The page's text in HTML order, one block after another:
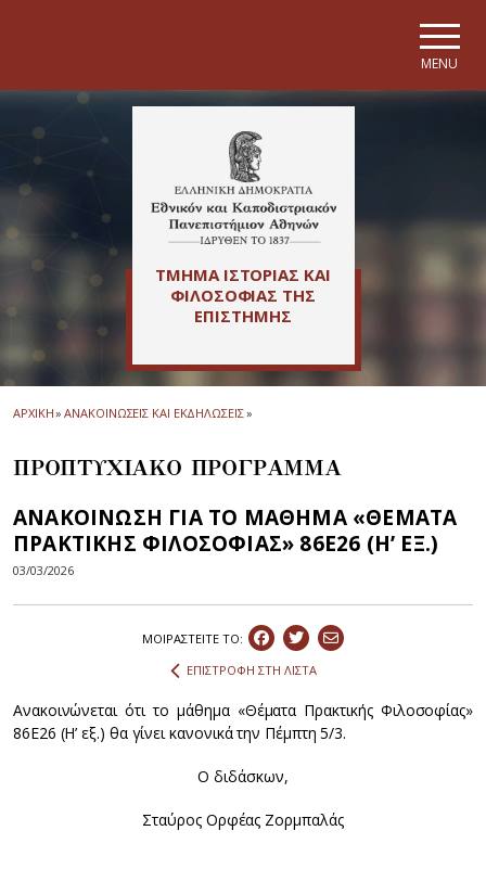
MENU
ΤΜΗΜΑ ΙΣΤΟΡΙΑΣ ΚΑΙ
ΦΙΛΟΣΟΦΙΑΣ ΤΗΣ
ΕΠΙΣΤΗΜΗΣ
ΑΡΧΙΚΗ» ΑΝΑΚΟΙΝΩΣΕΙΣ ΚΑΙ ΕΚΔΗΛΩΣΕΙΣ»
ΠΡΟΠΤΥΧΙΑΚΟ ΠΡΟΓΡΑΜΜΑ
ΑΝΑΚΟΙΝΩΣΗ ΓΙΑ ΤΟ ΜΑΘΗΜΑ «ΘΕΜΑΤΑ
ΠΡΑΚΤΙΚΗΣ ΦΙΛΟΣΟΦΙΑΣ» 86Ε26 (Η’ ΕΞ.)
03/03/2026
ΜΟΙΡΑΣΤEIΤΕ ΤΟ:
ΕΠΙΣΤΡΟΦΗ ΣΤΗ ΛΙΣΤΑ
Ανακοινώνεται ότι το μάθημα «Θέματα Πρακτικής Φιλοσοφίας»
86Ε26 (Η’ εξ.) θα γίνει κανονικά την Πέμπτη 5/3.
Ο διδάσκων,
Σταύρος Ορφέας Ζορμπαλάς